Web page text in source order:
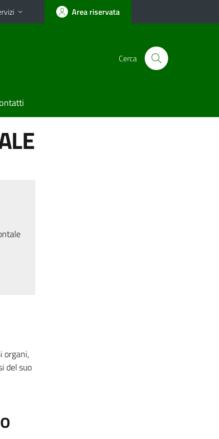
Area riservata
Cerca
organi,
del suo